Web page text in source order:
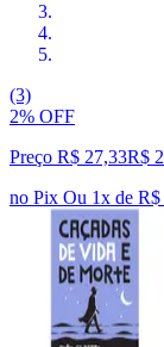
(3)
2% OFF
Preço R$ 27,33R$
no Pix Ou 1x de R$